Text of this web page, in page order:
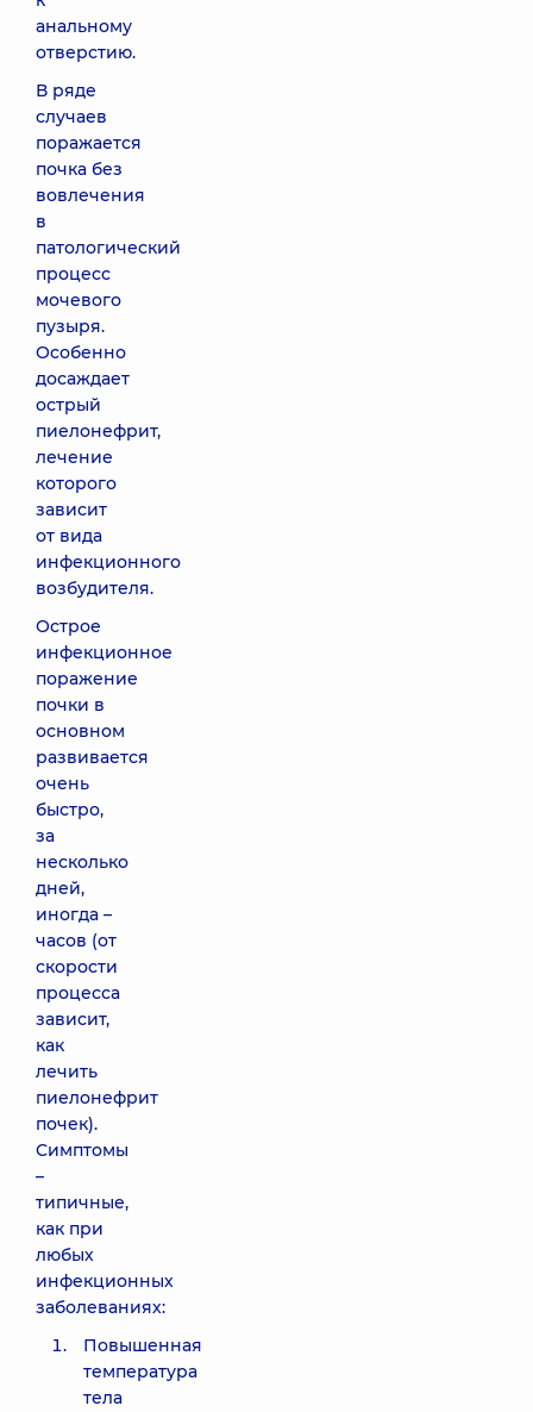
анальному
отверстию.
В ряде
случаев
поражается
почка без
вовлечения
в
патологический
процесс
мочевого
пузыря.
Особенно
досаждает
острый
пиелонефрит,
лечение
которого
зависит
от вида
инфекционного
возбудителя.
Острое
инфекционное
поражение
почки в
основном
развивается
очень
быстро,
за
несколько
дней,
иногда –
часов (от
скорости
процесса
зависит,
как
лечить
пиелонефрит
почек).
Симптомы
–
типичные,
как при
любых
инфекционных
заболеваниях:
Повышенная
температура
тела